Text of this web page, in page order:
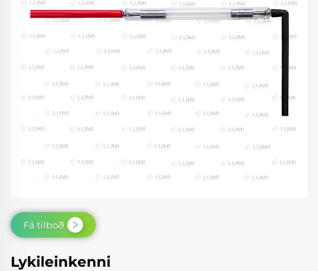
Lykileinkenni
Fá tilboð